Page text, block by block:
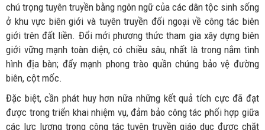
chú trọng tuyên truyền bằng ngôn ngữ của các dân tộc sinh sống
ở khu vực biên giới và tuyên truyền đối ngoại về công tác biên
giới trên đất liền. Đổi mới phương thức tham gia xây dựng biên
giới vững mạnh toàn diện, có chiều sâu, nhất là trong nắm tình
hình địa bàn; đẩy mạnh phong trào quần chúng bảo vệ đường
biên, cột mốc.
Đặc biệt, cần phát huy hơn nữa những kết quả tích cực đã đạt
được trong triển khai nhiệm vụ, đảm bảo công tác phối hợp giữa
các lực lượng trong công tác tuyên truyền giáo dục được chặt